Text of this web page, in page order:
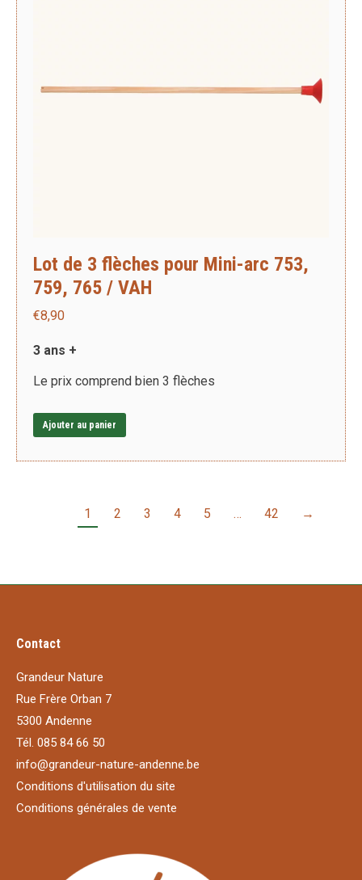
Lot de 3 flèches pour Mini-arc 753,
759, 765 / VAH
€8,90
3 ans +
Le prix comprend bien 3 flèches
Ajouter au panier
1 2 3 4 5 … 42 →
Contact
Grandeur Nature
Rue Frère Orban 7
5300 Andenne
Tél. 085 84 66 50
info@grandeur-nature-andenne.be
Conditions d'utilisation du site
Conditions générales de vente